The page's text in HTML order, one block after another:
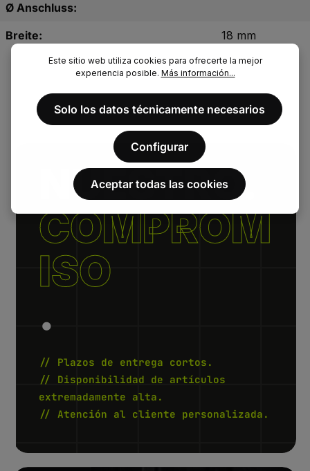
Ø Anschluss:
Breite:
18 mm
NUESTRO.
COMPROM
ISO
.
// Plazos de entrega cortos.
// Disponibilidad de artículos
extremadamente alta.
// Atención al cliente personalizada.
Este sitio web utiliza cookies para ofrecerte la mejor
experiencia posible. Más información...
Solo los datos técnicamente necesarios
Configurar
Aceptar todas las cookies